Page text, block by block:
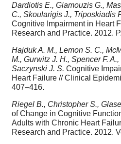
Dardiotis E., Giamouzis G.,
C., Skoularigis J., Triposkiadis
Cognitive Impairment in Heart
Research and Practice. 2012.
Hajduk A. M., Lemon S. C.,
M., Gurwitz J. H., Spencer F.
Saczynski J. S. Cognitive
Heart Failure // Clinical
407–416.
Riegel B., Christopher S.,
of Change in Cognitive
Adults with Chronic Heart
Research and Practice. 2012.